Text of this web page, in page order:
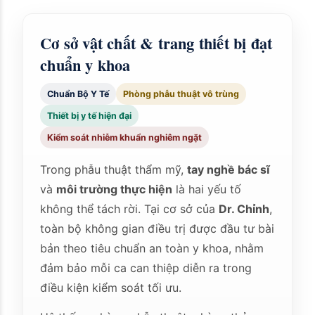
Cơ sở vật chất & trang thiết bị đạt
chuẩn y khoa
Chuẩn Bộ Y Tế Phòng phẫu thuật vô trùng
Thiết bị y tế hiện đại
Kiểm soát nhiễm khuẩn nghiêm ngặt
Trong phẫu thuật thẩm mỹ,tay nghề bác sĩ
và môi trường thực hiện là hai yếu tố
không thể tách rời. Tại cơ sở của Dr. Chỉnh,
toàn bộ không gian điều trị được đầu tư bài
bản theo tiêu chuẩn an toàn y khoa, nhằm
đảm bảo mỗi ca can thiệp diễn ra trong
điều kiện kiểm soát tối ưu.